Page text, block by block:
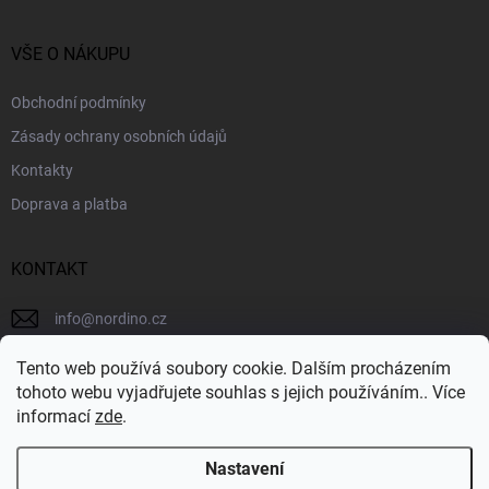
Tento web používá soubory cookie. Dalším procházením
tohoto webu vyjadřujete souhlas s jejich používáním.. Více
informací zde.
Nastavení
VŠE O NÁKUPU
Obchodní podmínky
Zásady ochrany osobních údajů
Kontakty
Doprava a platba
KONTAKT
info@nordino.cz
+420 736 637 740
nordino.cz